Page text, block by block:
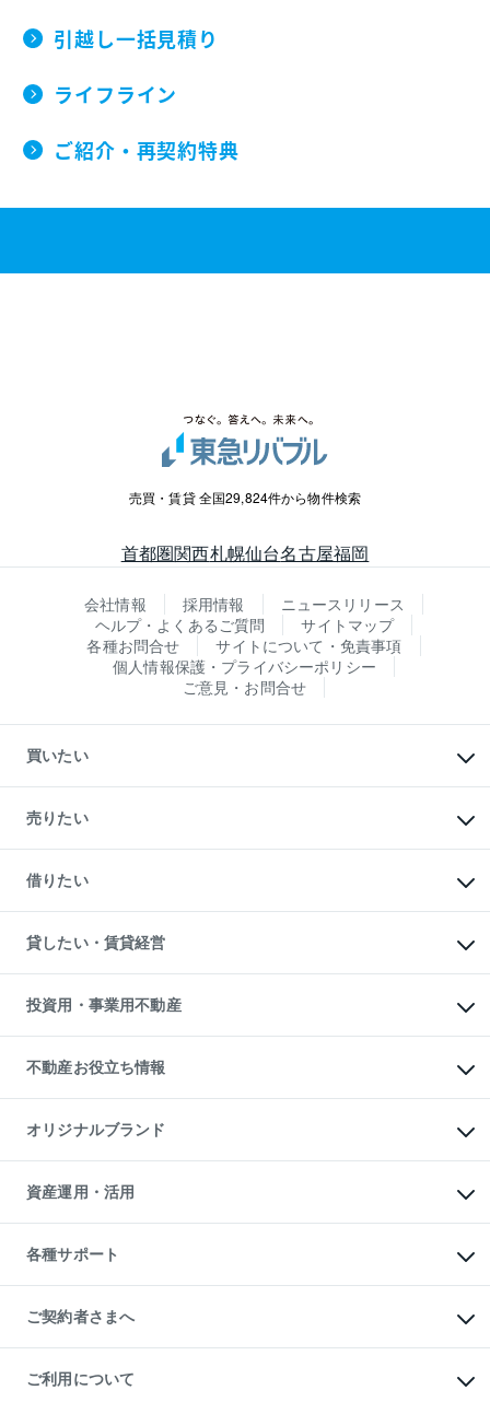
引越し一括見積り
ライフライン
ご紹介・再契約特典
売買・賃貸 全国29,824件から物件検索
首都圏関西札幌仙台名古屋福岡
会社情報 採用情報
ニュースリリース
ヘルプ・よくあるご質問
サイトマップ
各種お問合せ
サイトについて・免責事項
個人情報保護・プライバシーポリシー
ご意見・お問合せ
買いたい
新築・分譲マンションの購入
中古マンションの購入
一戸建ての購入
中古一戸建ての購入
不動産購入の流れ
注目キーワード物件特集
購入ガイド
English 繁体中文簡体中文
売りたい
一戸建ての売却・査定
土地の売却・査定
スピードAI査定
不動産査定について
不動産売却の流れ
不動産買換えの流れ
売却ガイド
借りたい
オフィス・店舗の賃貸
借りるときの流れ
借りるガイド
貸したい・賃貸経営
マンション賃料データ
賃貸管理プラン
リロケーションについて
貸すガイド
投資用・事業用不動産
事業用不動産
マンション投資
投資用マンション
アパート経営
収益物件
ビル購入（ビル一棟）
投資用不動産の売却査定
事業用不動産の売却査定
不動産お役立ち情報
マンションライブラリー
人気マンションランキング
暮らしに役立つ不動産メディア
不動産相場・不動産価格情報
不動産コラム・ニュース
不動産用語集
不動産なんでもネット相談室
住まいの税金
オリジナルブランド
一棟リノベーションマンション
L`GENTE（ルジェンテ）
区分リノベーションマンション
投資用一棟レジデンスWELL
不動産小口投資
LEGACIA（レガシア）
資産運用・活用
不動産M&A
アセットマネジメント・出資
各種サポート
相続サポート
リフォームサポート
ご契約者さまへ
ご紹介・再契約特典
入居者様専用-各種ご案内（賃貸）
ご利用について